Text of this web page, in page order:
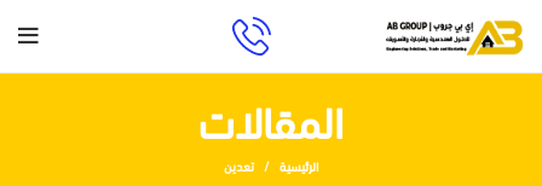
المقالات
الرئيسية تعدين